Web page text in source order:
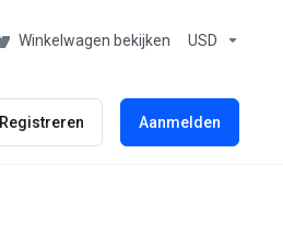
Winkelwagen bekijken USD
Registreren Aanmelden